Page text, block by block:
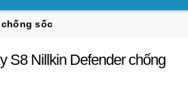
Realme
Sony
chống sốc
S8 Nillkin Defender chống